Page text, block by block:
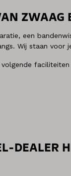
ZWAAG
een
Wij staan
DEALER